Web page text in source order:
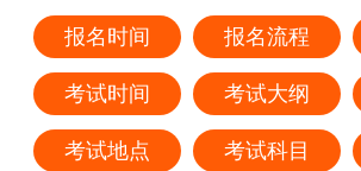
报名时间 报名流程
考试时间 考试大纲
考试地点 考试科目